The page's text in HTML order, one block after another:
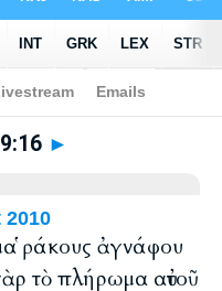
►
2010
ῥάκους ἀγνάφου
τὸ πλήρωμα αὐτοῦ